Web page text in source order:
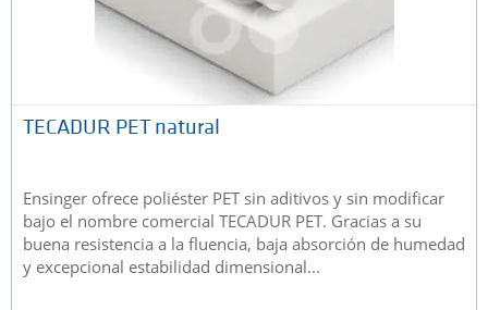
TECADUR PET natural
Ensinger ofrece poliéster PET sin aditivos y sin modificar
bajo el nombre comercial TECADUR PET. Gracias a su
buena resistencia a la fluencia, baja absorción de humedad
y excepcional estabilidad dimensional...